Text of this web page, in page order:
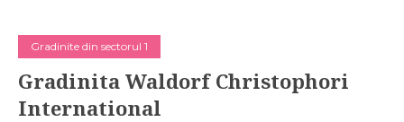
Gradinite din sectorul 1
Gradinita Waldorf Christophori
International